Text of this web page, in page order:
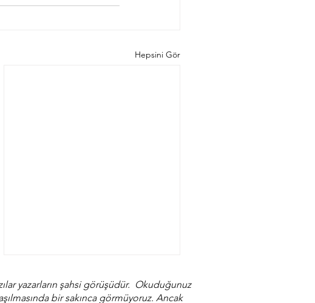
Hepsini Gör
yazarların şahsi görüşüdür. Okuduğunuz
bir sakınca görmüyoruz. Ancak